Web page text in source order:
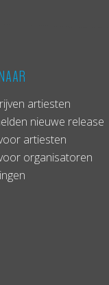
artiesten
nieuwe release
artiesten
organisatoren